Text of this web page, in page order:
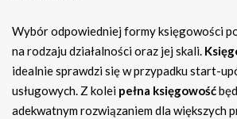
Wybór odpowiedniej formy księgowości
na rodzaju działalności oraz jej skali.
idealnie sprawdzi się w przypadku start-
usługowych. Z kolei pełna księgowość
adekwatnym rozwiązaniem dla większych